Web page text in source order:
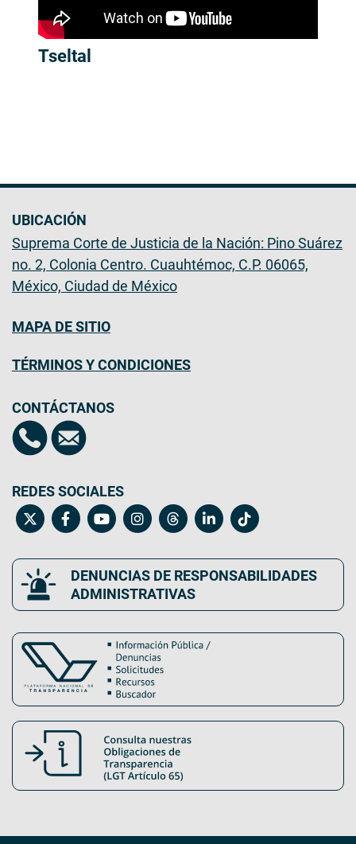
Tseltal
UBICACIÓN
Suprema Corte de Justicia de la Nación: Pino Suárez
no. 2, Colonia Centro. Cuauhtémoc, C.P. 06065,
México, Ciudad de México
MAPA DE SITIO
TÉRMINOS Y CONDICIONES
CONTÁCTANOS
REDES SOCIALES
DENUNCIAS DE RESPONSABILIDADES
ADMINISTRATIVAS